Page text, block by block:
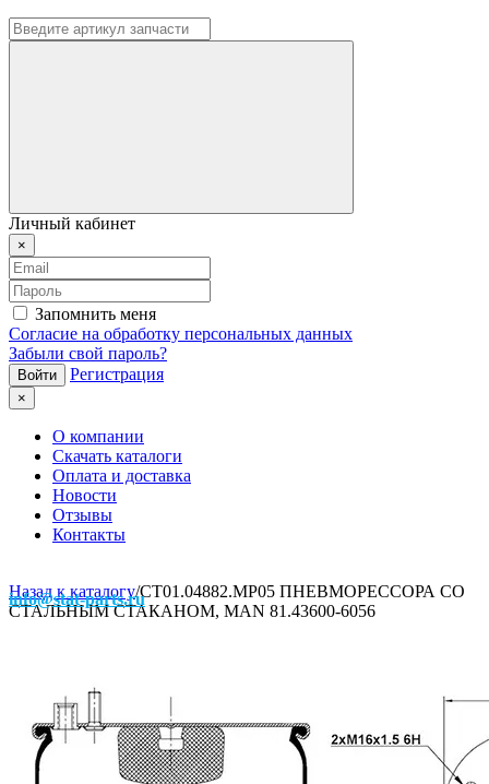
Личный кабинет
×
Запомнить меня
Согласие на обработку персональных данных
Забыли свой пароль?
Регистрация
×
О компании
Скачать каталоги
Оплата и доставка
Новости
Отзывы
Контакты
info@stat-parts.ru
Назад к каталогу/СТ01.04882.MP05 ПНЕВМОРЕССОРА СО
СТАЛЬНЫМ СТАКАНОМ, MAN 81.43600-6056